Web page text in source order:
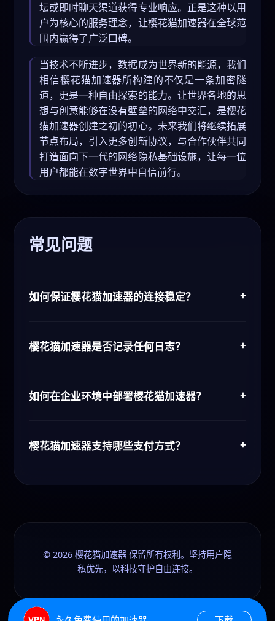
坛或即时聊天渠道获得专业响应。正是这种以用
户为核心的服务理念，让樱花猫加速器在全球范
围内赢得了广泛口碑。
当技术不断进步，数据成为世界新的能源，我们
相信樱花猫加速器所构建的不仅是一条加密隧
道，更是一种自由探索的能力。让世界各地的思
想与创意能够在没有壁垒的网络中交汇，是樱花
猫加速器创建之初的初心。未来我们将继续拓展
节点布局，引入更多创新协议，与合作伙伴共同
打造面向下一代的网络隐私基础设施，让每一位
用户都能在数字世界中自信前行。
常见问题
如何保证樱花猫加速器的连接稳定？ +
维持稳定连接。当单一节点出现异常时，系统会
樱花猫加速器是否记录任何日志？ +
确保流程透明。
如何在企业环境中部署樱花猫加速器？ +
端配置，并通过集中式控制台管理所有策略。
樱花猫加速器支持哪些支付方式？ +
© 2026 樱花猫加速器 保留所有权利。坚持用户隐
私优先，以科技守护自由连接。